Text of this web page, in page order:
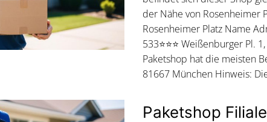
der Nähe von Rosenheimer
Rosenheimer Platz Name
533⭐⭐⭐ Weißenburger Pl.
Paketshop hat die meisten
81667 München Hinweis:
Paketshop